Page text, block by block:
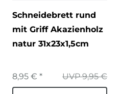
Schneidebrett rund
mit Griff Akazienholz
natur 31x23x1,5cm
UVP 9,95 €
8,95 € *